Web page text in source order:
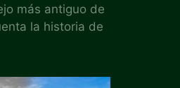
más antiguo de
la historia de